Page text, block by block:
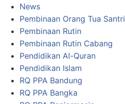
News
Pembinaan Orang Tua Santri
Pembinaan Rutin
Pembinaan Rutin Cabang
Pendidikan Al-Quran
Pendidikan Islam
RQ PPA Bandung
RQ PPA Bangka